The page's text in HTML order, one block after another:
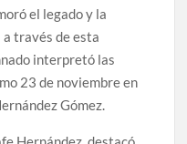
el legado y la
a través de esta
interpretó las
23 de noviembre en
Gómez.